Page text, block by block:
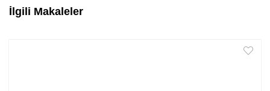
İlgili Makaleler